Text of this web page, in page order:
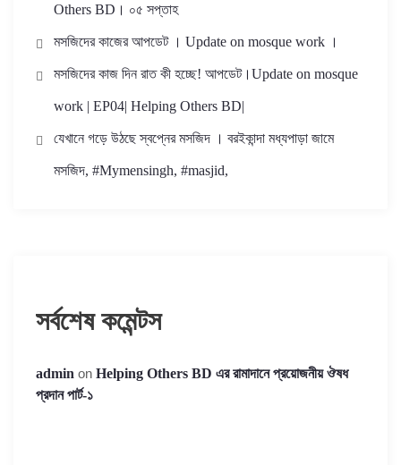
Others BD। ০৫ সপ্তাহ
মসজিদের কাজের আপডেট । Update on mosque work ।
মসজিদের কাজ দিন রাত কী হচ্ছে! আপডেট।Update on mosque
work | EP04| Helping Others BD|
যেখানে গড়ে উঠছে স্বপ্নের মসজিদ । বরইকান্দা মধ্যপাড়া জামে
মসজিদ, #Mymensingh, #masjid,
সর্বশেষ কমেন্টস
admin on Helping Others BD এর রামাদানে প্রয়োজনীয় ঔষধ
প্রদান পার্ট-১